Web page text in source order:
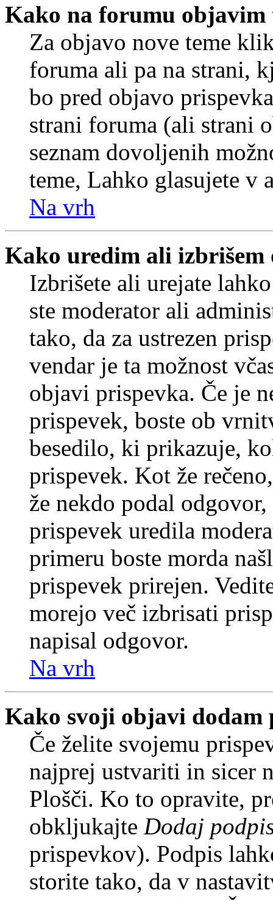
Kako na forumu objavim
Za objavo nove teme
foruma ali pa na strani,
bo pred objavo
strani foruma (ali strani
seznam dovoljenih
teme, Lahko glasujete v
Na vrh
Kako uredim ali izbrišem
Izbrišete ali urejate
ste moderator ali
tako, da za ustrezen
vendar je ta možnost
objavi prispevka. Če je
prispevek, boste ob
besedilo, ki prikazuje,
prispevek. Kot že
že nekdo podal
prispevek uredila
primeru boste morda
prispevek prirejen.
morejo več izbrisati
napisal odgovor.
Na vrh
Kako svoji objavi dodam
Če želite svojemu
najprej ustvariti in sicer
Plošči. Ko to opravite,
obkljukajte Dodaj
prispevkov). Podpis
storite tako, da v